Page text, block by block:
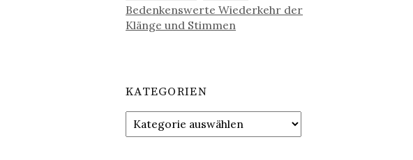
Bedenkenswerte Wiederkehr der
Klänge und Stimmen
KATEGORIEN
Kategorien